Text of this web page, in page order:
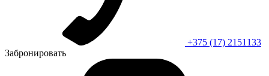
+375 (17) 2151133
Забронировать